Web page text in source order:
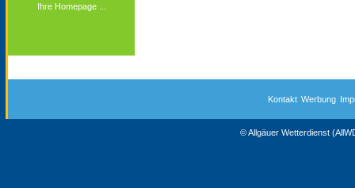
Ihre Homepage ...
Kontakt Werbung
© Allgäuer Wetterdienst